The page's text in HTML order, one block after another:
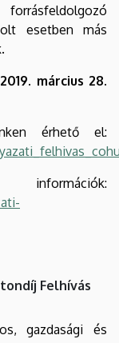
esetben más
március 28.
érhető el:
Felhívás
gazdasági és